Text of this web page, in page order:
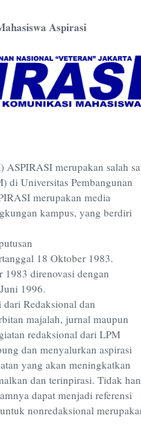
Aspirasi
ASPIRASI merupakan salah
di Universitas Pembangunan
merupakan media
kampus, yang berdiri
18 Oktober 1983.
direnovasi dengan
1996.
Redaksional dan
majalah, jurnal maupun
redaksional dari LPM
dan menyalurkan aspirasi
yang akan meningkatkan
dan terinpirasi. Tidak
dapat menjadi referensi
nonredaksional